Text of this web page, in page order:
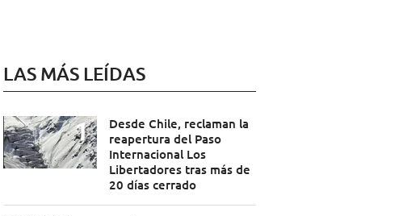
LAS MÁS LEÍDAS
Desde Chile, reclaman la
reapertura del Paso
Internacional Los
Libertadores tras más de
20 días cerrado